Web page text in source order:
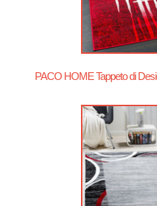
PACO HOME Tappeto di